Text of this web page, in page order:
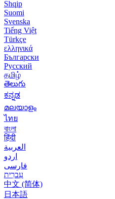
Shqip
Suomi
Svenska
Tiếng Việt
Türkçe
ελληνικά
Български
Русский
தமிழ்
తెలుగు
ಕನ್ನಡ
മലയാളം
ไทย
বাংলা
हिंदी
العربية
اردو
فارسی
עִברִית
中文 (简体)
日本語